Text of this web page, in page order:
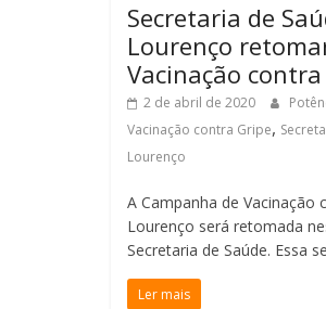
Secretaria de
Lourenço
Vacinação
2 de abril de 2020
Vacinação contra Gripe,
Lourenço
A Campanha de Vacinação
Lourenço será retomada
Secretaria de Saúde. Essa
Ler mais